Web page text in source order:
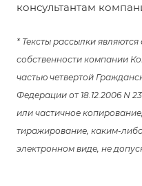
консультантам
* Тексты рассылки
собственности компании
частью четвертой
Федерации от 18.12.2006 N
или частичное
тиражирование, каким-
электронном виде, не